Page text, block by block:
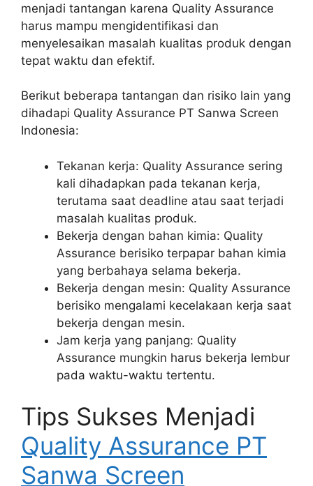
menjadi tantangan karena Quality Assurance
harus mampu mengidentifikasi dan
menyelesaikan masalah kualitas produk dengan
tepat waktu dan efektif.
Berikut beberapa tantangan dan risiko lain yang
dihadapi Quality Assurance PT Sanwa Screen
Indonesia:
Tekanan kerja: Quality Assurance sering
kali dihadapkan pada tekanan kerja,
terutama saat deadline atau saat terjadi
masalah kualitas produk.
Bekerja dengan bahan kimia: Quality
Assurance berisiko terpapar bahan kimia
yang berbahaya selama bekerja.
Bekerja dengan mesin: Quality Assurance
berisiko mengalami kecelakaan kerja saat
bekerja dengan mesin.
Jam kerja yang panjang: Quality
Assurance mungkin harus bekerja lembur
pada waktu-waktu tertentu.
Tips Sukses Menjadi
Quality Assurance PT
Sanwa Screen